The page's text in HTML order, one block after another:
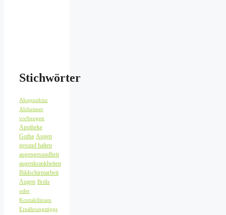
Stichwörter
Akupunktur
Alzheimer
vorbeugen
Apotheke
Gotha Augen
gesund halten
augengesundheit
augenkrankheiten
Bildschirmarbeit
Augen Brille
oder
Kontaktlinsen
Ernährungstipps